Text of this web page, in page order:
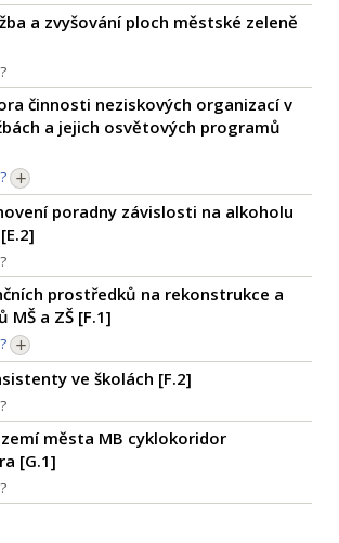
a zvyšování ploch městské zeleně
činnosti neziskových organizací v
a jejich osvětových programů
poradny závislosti na alkoholu
E.2]
prostředků na rekonstrukce a
MŠ a ZŠ [F.1]
ve školách [F.2]
města MB cyklokoridor
[G.1]